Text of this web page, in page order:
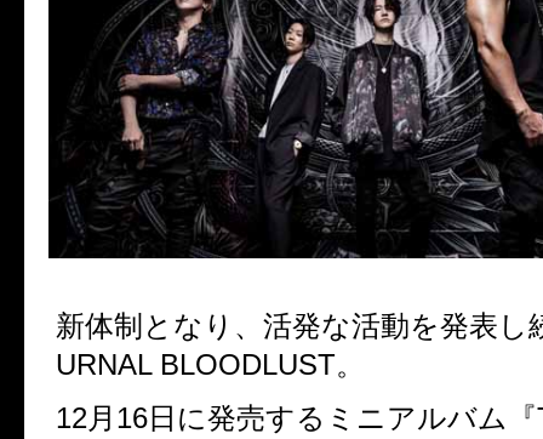
新体制となり、活発な活動を発表し
URNAL BLOODLUST。
12月16日に発売するミニアルバム『